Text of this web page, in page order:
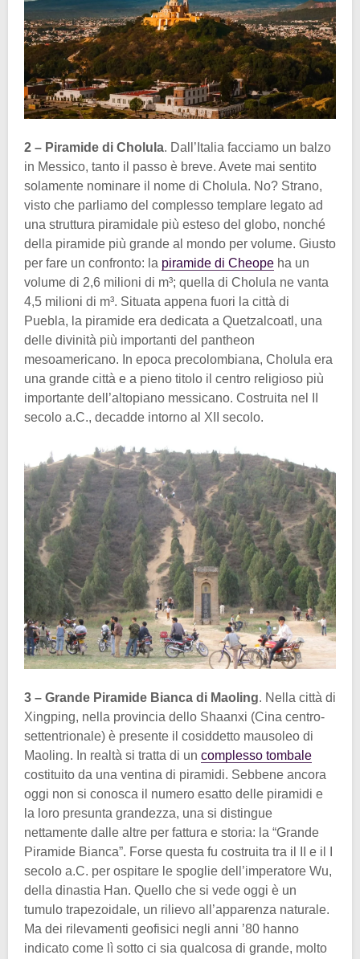
2 – Piramide di Cholula. Dall’Italia facciamo un balzo
in Messico, tanto il passo è breve. Avete mai sentito
solamente nominare il nome di Cholula. No? Strano,
visto che parliamo del complesso templare legato ad
una struttura piramidale più esteso del globo, nonché
della piramide più grande al mondo per volume. Giusto
per fare un confronto: la piramide di Cheope ha un
volume di 2,6 milioni di m³; quella di Cholula ne vanta
4,5 milioni di m³. Situata appena fuori la città di
Puebla, la piramide era dedicata a Quetzalcoatl, una
delle divinità più importanti del pantheon
mesoamericano. In epoca precolombiana, Cholula era
una grande città e a pieno titolo il centro religioso più
importante dell’altopiano messicano. Costruita nel II
secolo a.C., decadde intorno al XII secolo.
3 – Grande Piramide Bianca di Maoling. Nella città di
Xingping, nella provincia dello Shaanxi (Cina centro-
settentrionale) è presente il cosiddetto mausoleo di
Maoling. In realtà si tratta di un complesso tombale
costituito da una ventina di piramidi. Sebbene ancora
oggi non si conosca il numero esatto delle piramidi e
la loro presunta grandezza, una si distingue
nettamente dalle altre per fattura e storia: la “Grande
Piramide Bianca”. Forse questa fu costruita tra il II e il I
secolo a.C. per ospitare le spoglie dell’imperatore Wu,
della dinastia Han. Quello che si vede oggi è un
tumulo trapezoidale, un rilievo all’apparenza naturale.
Ma dei rilevamenti geofisici negli anni ’80 hanno
indicato come lì sotto ci sia qualcosa di grande, molto